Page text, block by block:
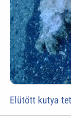
Elütött kutya